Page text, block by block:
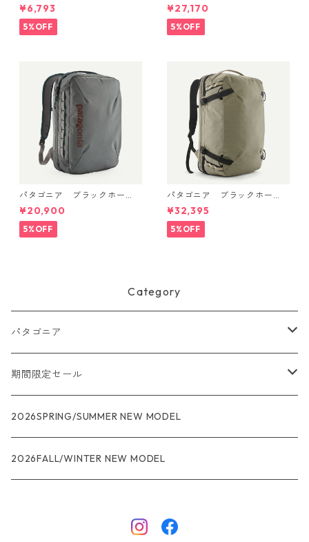
3595 Text Logo: Birch Whit
e
¥6,793
5%OFF
ル・ミニ・MLC 30L Weather
ed Stone 49266 日本正規品
¥27,170
5%OFF
パタゴニア ブラックホー
ル・マイクロ・MLC 22L (カ
ラー Noble Grey) Patagonia
Black Hole® Micro MLC® Bac
kpack 22L 日本正規品 製品
¥20,900
5%OFF
パタゴニア ブラックホー
ル・MLC 45L Weathered Sto
ne 49307 日本正規品
¥32,395
5%OFF
Category
パタゴニア
メンズ
R1
R1エア
ウィメンズ
R1
ジャケット・アウター
期間限定セール
★★★
レインウェアー
2026SPRING/SUMMER NEW MODEL
2026FALL/WINTER NEW MODEL